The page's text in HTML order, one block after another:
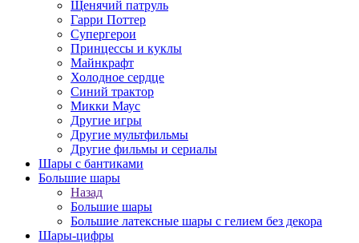
Щенячий патруль
Гарри Поттер
Супергерои
Принцессы и куклы
Майнкрафт
Холодное сердце
Синий трактор
Микки Маус
Другие игры
Другие мультфильмы
Другие фильмы и сериалы
Шары с бантиками
Большие шары
Назад
Большие шары
Большие латексные шары с гелием без декора
Шары-цифры